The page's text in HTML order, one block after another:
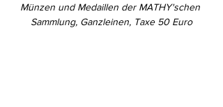
Münzen und Medaillen der MATHY'schen
Sammlung, Ganzleinen, Taxe 50 Euro